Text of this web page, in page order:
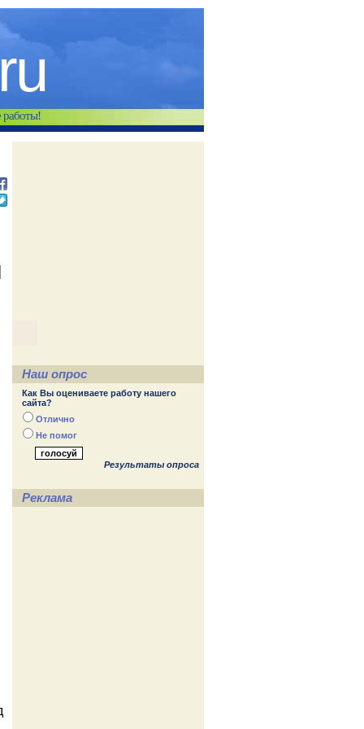
работы!
Наш опрос
Как Вы оцениваете работу нашего
сайта?
Отлично
Не помог
Результаты опроса
Реклама